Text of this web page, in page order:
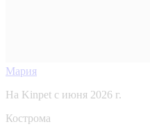
Мария
На Kinpet c июня 2026 г.
Кострома